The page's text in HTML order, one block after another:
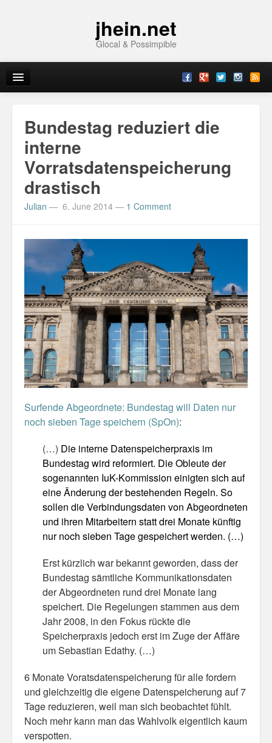
jhein.net
Glocal & Possimpible
Info
Archive
Sitemap
Imprint
Topics
Misc
Business Server Cashflow
Design is how it works
The Others
GTD and shit
Smarty-Pants
Vorsprung durch Technik
Wild Stuff
Psychos
30 Day Missions
Travel
Gin & Tonic Ranking
Bundestag reduziert die
interne
Vorratsdatenspeicherung
drastisch
Julian — 6. June 2014 — 1 Comment
Surfende Abgeordnete: Bundestag will Daten nur
noch sieben Tage speichern (SpOn):
(…) Die interne Datenspeicherpraxis im
Bundestag wird reformiert. Die Obleute der
sogenannten IuK-Kommission einigten sich auf
eine Änderung der bestehenden Regeln. So
sollen die Verbindungsdaten von Abgeordneten
und ihren Mitarbeitern statt drei Monate künftig
nur noch sieben Tage gespeichert werden. (…)
Erst kürzlich war bekannt geworden, dass der
Bundestag sämtliche Kommunikationsdaten
der Abgeordneten rund drei Monate lang
speichert. Die Regelungen stammen aus dem
Jahr 2008, in den Fokus rückte die
Speicherpraxis jedoch erst im Zuge der Affäre
um Sebastian Edathy. (…)
6 Monate Voratsdatenspeicherung für alle fordern
und gleichzeitig die eigene Datenspeicherung auf 7
Tage reduzieren, weil man sich beobachtet fühlt.
Noch mehr kann man das Wahlvolk eigentlich kaum
verspotten.